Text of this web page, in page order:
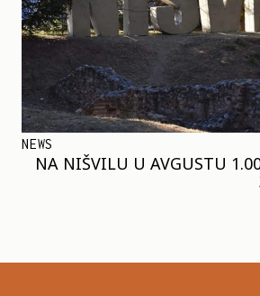
NEWS
NA NIŠVILU U AVGUSTU